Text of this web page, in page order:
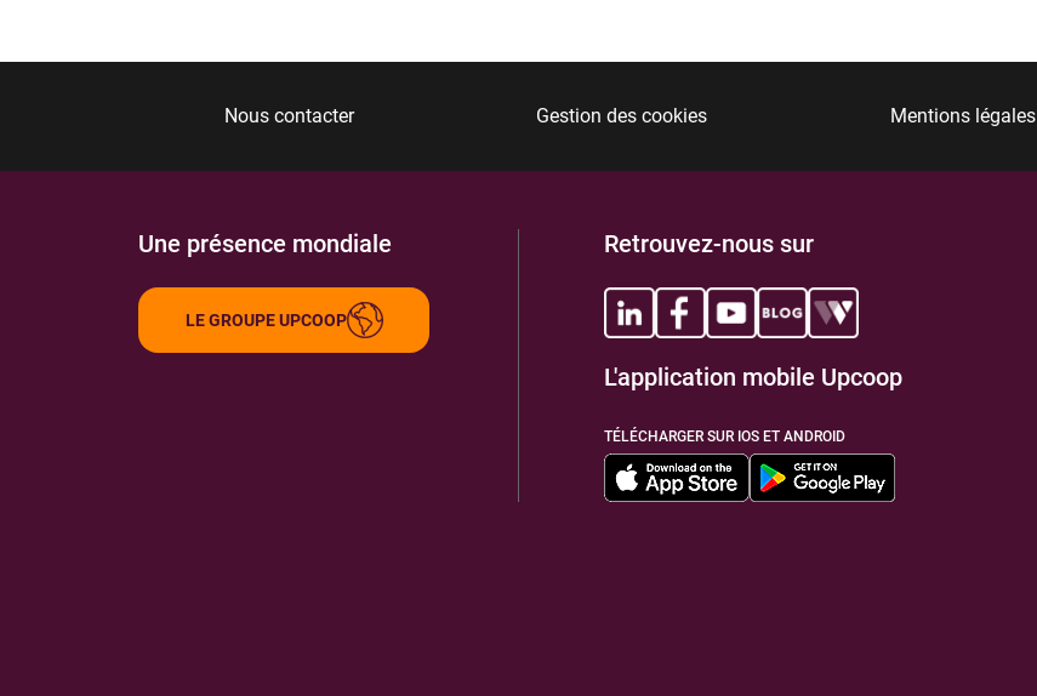
Nous contacter Gestion des cookies Mentions légales
Une présence mondiale
LE GROUPE UPCOOP
Retrouvez-nous sur
L'application mobile Upcoop
TÉLÉCHARGER SUR IOS ET ANDROID